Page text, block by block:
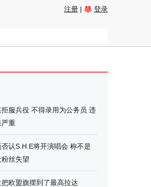
注册 | 登录
服兵役 不得录用为公务员 违
严重
否认S.H.E将开演唱会 称不是
丝失望
欧盟旗摆到了最高拉达